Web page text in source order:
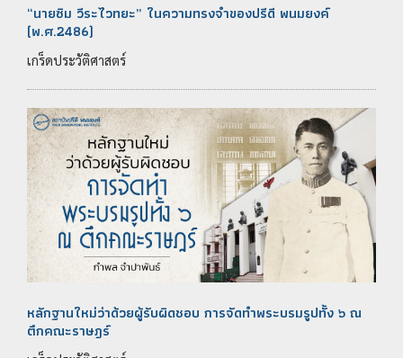
“นายซิม วีระไวทยะ” ในความทรงจำของปรีดี พนมยงค์
(พ.ศ.2486)
เกร็ดประวัติศาสตร์
หลักฐานใหม่ว่าด้วยผู้รับผิดชอบ การจัดทำพระบรมรูปทั้ง ๖ ณ
ตึกคณะราษฎร์